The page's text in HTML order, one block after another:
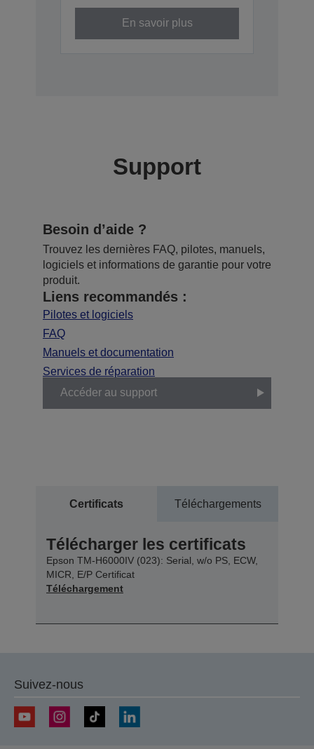
En savoir plus
Support
Besoin d’aide ?
Trouvez les dernières FAQ, pilotes, manuels,
logiciels et informations de garantie pour votre
produit.
Liens recommandés :
Pilotes et logiciels
FAQ
Manuels et documentation
Services de réparation
Accéder au support
Certificats Téléchargements
Télécharger les certificats
Epson TM-H6000IV (023): Serial, w/o PS, ECW,
MICR, E/P Certificat
Téléchargement
Suivez-nous